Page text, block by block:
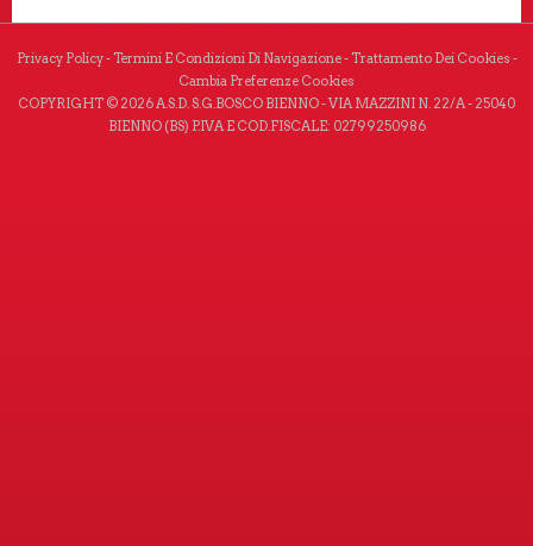
Privacy Policy- Termini E Condizioni Di Navigazione- Trattamento Dei Cookies -
Cambia Preferenze Cookies
COPYRIGHT © 2026 A.S.D. S.G.BOSCO BIENNO - VIA MAZZINI N. 22/A - 25040
BIENNO (BS) P.IVA E COD.FISCALE: 02799250986